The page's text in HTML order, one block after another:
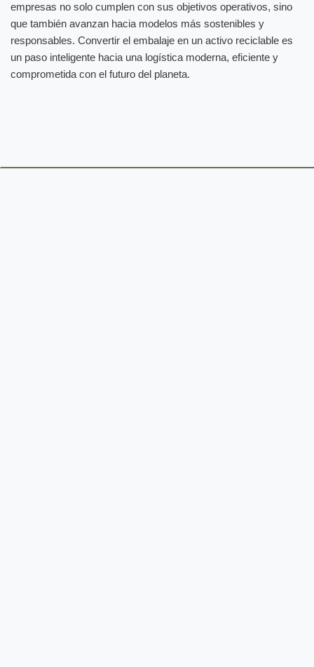
empresas no solo cumplen con sus objetivos operativos, sino
que también avanzan hacia modelos más sostenibles y
responsables. Convertir el embalaje en un activo reciclable es
un paso inteligente hacia una logística moderna, eficiente y
comprometida con el futuro del planeta.